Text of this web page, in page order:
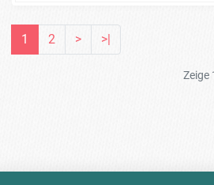
1 2 > >|
Zeige